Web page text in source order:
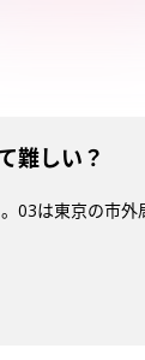
難しい？
03は東京の市